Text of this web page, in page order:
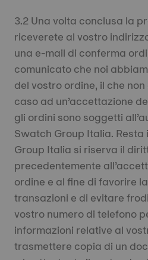
3.2 Una volta conclusa la
riceverete al vostro
una e-mail di conferma
comunicato che noi
del vostro ordine, il che
caso ad un’accettazione
gli ordini sono soggetti
Swatch Group Italia.
Group Italia si riserva il
precedentemente
ordine e al fine di favorire
transazioni e di evitare
vostro numero di telefono
informazioni relative al
trasmettere copia di un